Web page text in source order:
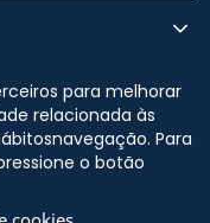
para melhorar
relacionada às
Para
o botão